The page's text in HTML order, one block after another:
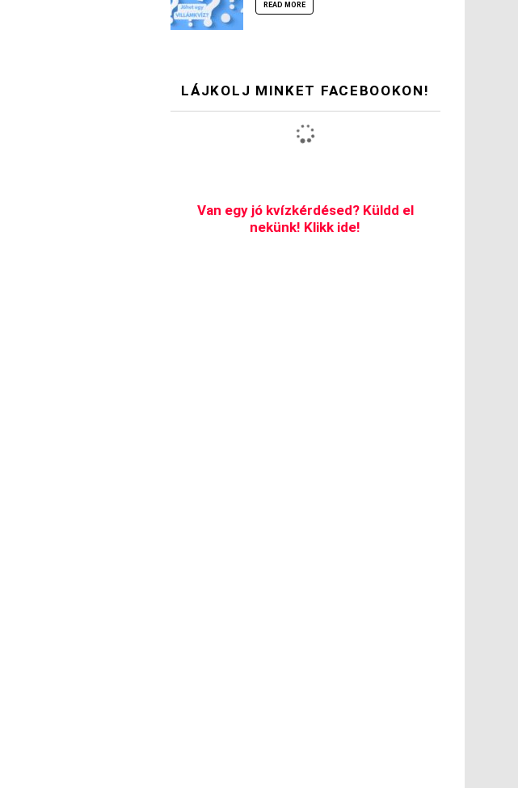
READ MORE
LÁJKOLJ MINKET FACEBOOKON!
Van egy jó kvízkérdésed? Küldd el
nekünk! Klikk ide!